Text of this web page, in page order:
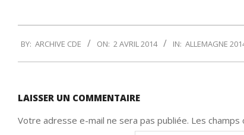
04-
02
BY: ARCHIVE CDE ON: 2 AVRIL 2014 IN: ALLEMAGNE
LAISSER UN COMMENTAIRE
Votre adresse e-mail ne sera pas publiée. Les